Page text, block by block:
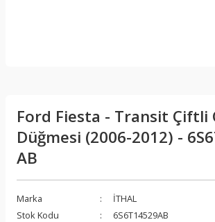
Ford Fiesta - Transit Çiftli
Düğmesi (2006-2012) -
AB
Marka
İTHAL
Stok Kodu
6S6T14529AB